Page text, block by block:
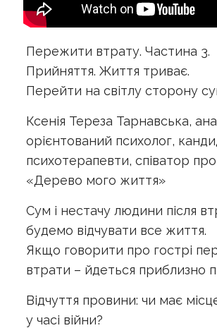
Пережити втрату. Частина 3.
Прийняття. Життя триває.
Перейти на світлу сторону
Ксенія Тереза Тарнавська,
орієнтований психолог,
психотерапевти, співатор
«Дерево мого життя»
Сум і нестачу людини після
будемо відчувати все життя.
Якщо говорити про гострі
втрати – йдеться приблизно
Відчуття провини: чи має
у часі війни?